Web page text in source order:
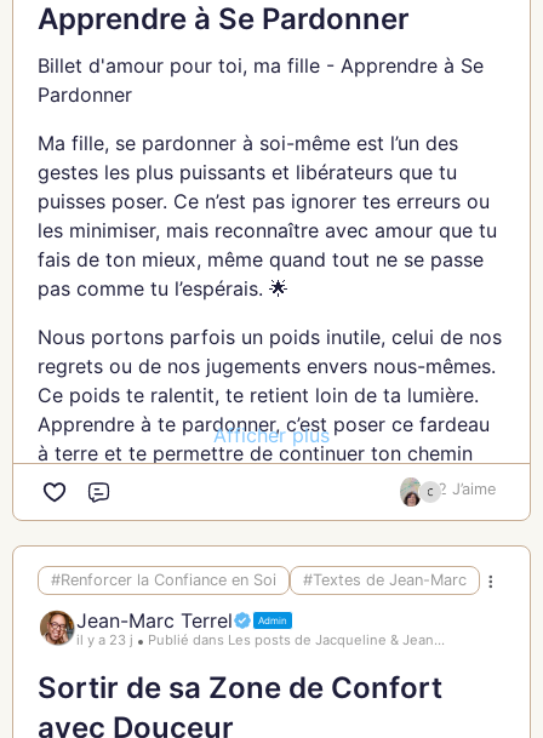
semblent séduisantes ou lorsque des pressions
reviens à l’essentiel. Rappelle-toi que ta voix
intérieure, guidée par tes valeurs, est toujours là
pour te guider. 🌷
Lorsque tu fais un choix en accord avec tes
valeurs, tu ressens une certaine paix intérieure,
même si le chemin est complexe. Ce calme ne
vient pas de l’absence de défi, mais de la certitude
que tu es fidèle à toi-même. 🌺
Ma fille, prends le temps de clarifier tes valeurs.
Note-les, réfléchis à ce qu’elles signifient pour toi.
Ces valeurs sont des phares dans les moments de
doute, des ancrages lorsque les vents de la vie te
bousculent. 🌸
Apprendre à prendre des décisions alignées, c’est
aussi accepter que parfois, ce ne sera pas facile.
Dire non à ce qui ne te convient pas peut être
inconfortable, mais c’est un acte d’amour envers
toi-même. Chaque non à ce qui ne te correspond
Ma fille, fais preuve de patience et de compassion
Apprendre à Se Pardonner
Billet d'amour pour toi, ma fille - Apprendre à Se
Pardonner
Ma fille, se pardonner à soi-même est l’un des
gestes les plus puissants et libérateurs que tu
puisses poser. Ce n’est pas ignorer tes erreurs ou
les minimiser, mais reconnaître avec amour que tu
fais de ton mieux, même quand tout ne se passe
pas comme tu l’espérais. 🌟
Nous portons parfois un poids inutile, celui de nos
regrets ou de nos jugements envers nous-mêmes.
Ce poids te ralentit, te retient loin de ta lumière.
Apprendre à te pardonner, c’est poser ce fardeau
à terre et te permettre de continuer ton chemin
avec plus de légèreté. 🌿
humaine. Tu es en apprentissage, comme nous le
sommes tous. Les erreurs que tu commets ne
définissent pas ta valeur, elles sont des occasions
d’apprendre, de t’ajuster, de grandir. 🌷
Le pardon à soi-même ne se fait pas d’un coup.
C’est un processus, une intention répétée. Tu peux
Afficher plus
2 J’aime
#Renforcer la Confiance en Soi #Textes de Jean-Marc
Jean-Marc Terrel Admin
il y a 23 j Publié dans Les posts de Jacqueline & Jean...
Sortir de sa Zone de Confort
avec Douceur